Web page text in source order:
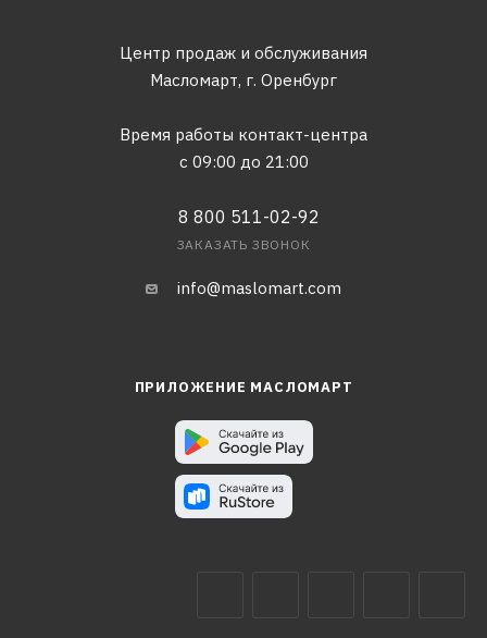
Центр продаж и обслуживания
Масломарт, г. Оренбург
Время работы контакт-центра
с 09:00 до 21:00
8 800 511-02-92
ЗАКАЗАТЬ ЗВОНОК
info@maslomart.com
ПРИЛОЖЕНИЕ МАСЛОМАРТ